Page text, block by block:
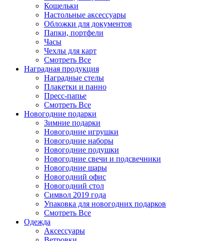
Кошельки
Настольные аксессуары
Обложки для документов
Папки, портфели
Часы
Чехлы для карт
Смотреть Все
Наградная продукция
Наградные стелы
Плакетки и панно
Пресс-папье
Смотреть Все
Новогодние подарки
Зимние подарки
Новогодние игрушки
Новогодние наборы
Новогодние подушки
Новогодние свечи и подсвечники
Новогодние шары
Новогодний офис
Новогодний стол
Символ 2019 года
Упаковка для новогодних подарков
Смотреть Все
Одежда
Аксессуары